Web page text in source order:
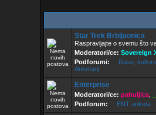
Star Trek Brbljaonica
Raspravljajte o svemu što
Moderatori/ce: Sovereign
Podforumi:
Rase,
Anketarij
Enterprise
Moderatori/ce: pahuljica
Podforum:
ENT anketa